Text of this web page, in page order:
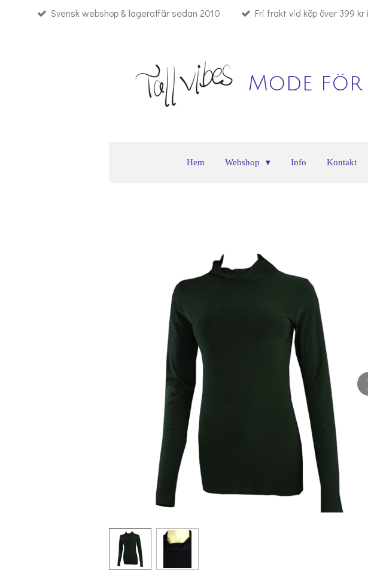
Svensk webshop & lageraffär sedan 2010 Fri frakt vid köp över 399
Mode för
Hem Webshop Info Kontakt